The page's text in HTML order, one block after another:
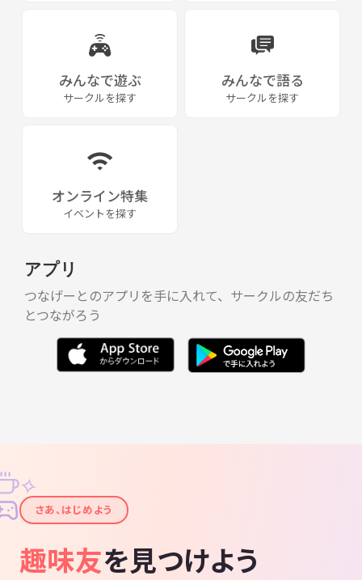
みんなで遊ぶ
サークルを探す
みんなで語る
サークルを探す
オンライン特集
イベントを探す
アプリ
つなげーとのアプリを手に入れて、サークルの友だち
とつながろう
✦
✧
さあ、はじめよう
趣味友を見つけよう